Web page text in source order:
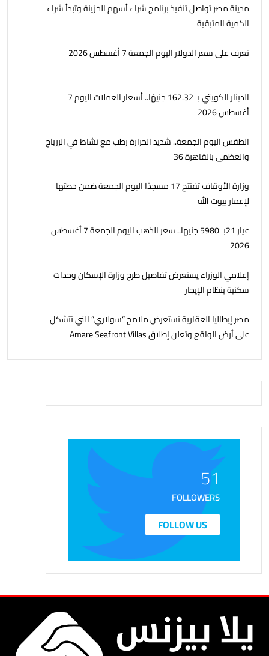
مدينة مصر تواصل تنفيذ برنامج شراء أسهم الخزينة وتبدأ شراء
الكمية المتبقية
تعرف على سعر الدولار اليوم الجمعة 7 أغسطس 2026
الدينار الكويتي بـ 162.32 جنيهًا.. أسعار العملات اليوم 7
أغسطس 2026
الطقس اليوم الجمعة.. شديد الحرارة رطب مع نشاط في الررياح
والعظمى بالقاهرة 36
وزارة الأوقاف تفتتح 17 مسجدًا اليوم الجمعة ضمن خطتها
لإعمار بيوت الله
عيار 21بـ 5980 جنيها.. سعر الذهب اليوم الجمعة 7 أغسطس
2026
إعلامي الوزراء يستعرض تفاصيل طرح وزارة الإسكان وحدات
سكنية بنظام الإيجار
مصر إيطاليا العقارية تستعرض ملامح “سولاري” التي تتشكل
على أرض الواقع وتعلن إطلاق Amare Seafront Villas
51
FOLLOWERS
FOLLOW US